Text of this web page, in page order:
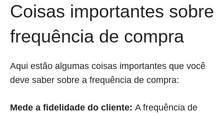
Coisas importantes sobre
frequência de compra
Aqui estão algumas coisas importantes que você
deve saber sobre a frequência de compra:
Mede a fidelidade do cliente: A frequência de